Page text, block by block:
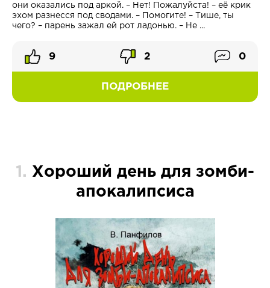
они оказались под аркой. – Нет! Пожалуйста! – её крик
эхом разнесся под сводами. – Помогите! – Тише, ты
чего? – парень зажал ей рот ладонью. – Не ...
ПОДРОБНЕЕ
9 2 0
1. Хороший день для зомби-
апокалипсиса